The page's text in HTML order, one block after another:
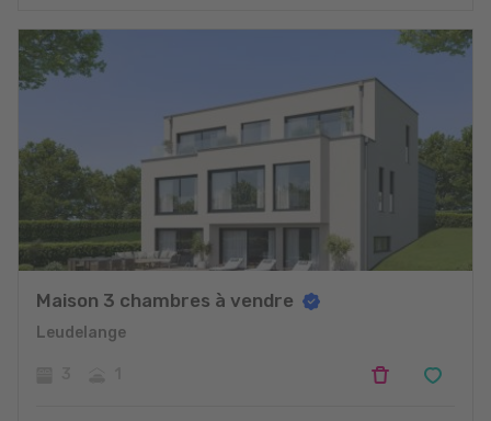
Maison 3 chambres à vendre
Leudelange